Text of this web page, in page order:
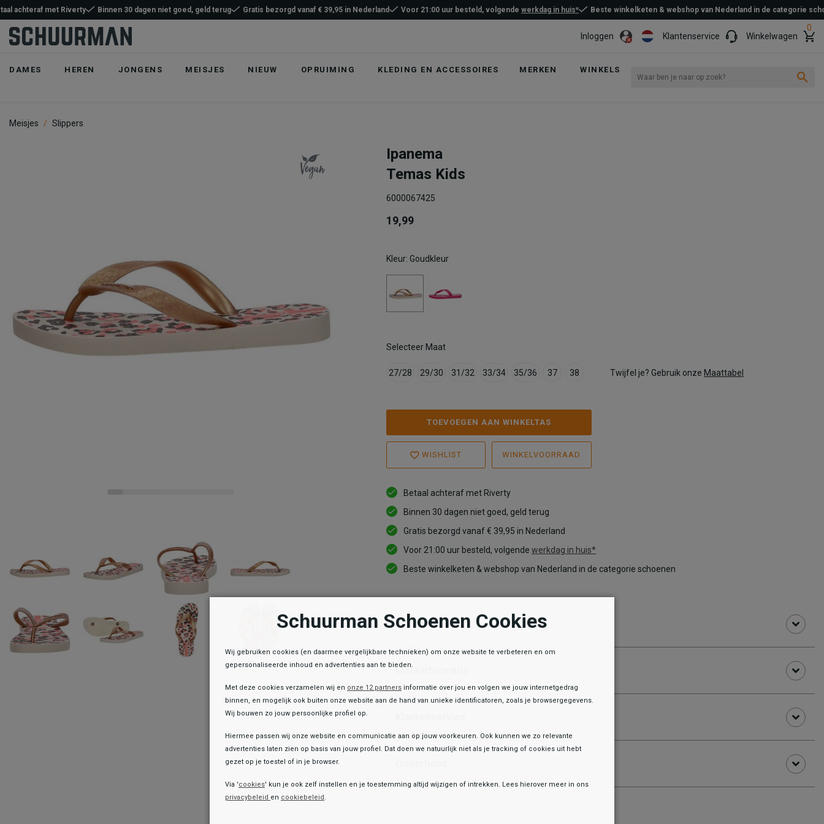
Inloggen Klantenservice
0
Winkelwagen
DAMES HEREN JONGENS MEISJES NIEUW OPRUIMING KLEDING EN ACCESSOIRES MERKEN WINKELS
achteraf met Riverty Binnen 30 dagen niet goed, geld terug Gratis bezorgd vanaf € 39,95 in Nederland Voor 21:00 uur besteld, volgende werkdag in huis* Beste winkelketen & webshop van Nederland in de categorie
Meisjes Slippers
Ipanema
Temas Kids
6000067425
19,99
Kleur: Goudkleur
Selecteer Maat
27/28 29/30 31/32 33/34 35/36 37 38 Twijfel je? Gebruik onze Maattabel
TOEVOEGEN AAN WINKELTAS
WISHLIST WINKELVOORRAAD
Betaal achteraf met Riverty
Binnen 30 dagen niet goed, geld terug
Gratis bezorgd vanaf € 39,95 in Nederland
Voor 21:00 uur besteld, volgende werkdag in huis*
Beste winkelketen & webshop van Nederland in de categorie schoenen
Informatie
Merkinformatie
Toegevoegd aan je winkeltas!
Schuurman Schoenen Cookies
Wij gebruiken cookies (en daarmee vergelijkbare technieken) om onze website te verbeteren en om
gepersonaliseerde inhoud en advertenties aan te bieden.
Met deze cookies verzamelen wij en onze 12 partners informatie over jou en volgen we jouw internetgedrag
binnen, en mogelijk ook buiten onze website aan de hand van unieke identificatoren, zoals je browsergegevens.
Wij bouwen zo jouw persoonlijke profiel op.
Hiermee passen wij onze website en communicatie aan op jouw voorkeuren. Ook kunnen we zo relevante
advertenties laten zien op basis van jouw profiel. Dat doen we natuurlijk niet als je tracking of cookies uit hebt
gezet op je toestel of in je browser.
Via 'cookies' kun je ook zelf instellen en je toestemming altijd wijzigen of intrekken. Lees hierover meer in ons
privacybeleid en cookiebeleid .